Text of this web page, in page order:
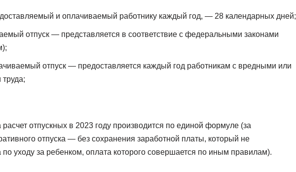
и оплачиваемый работнику каждый год, — 28 календарных дней;
отпуск — представляется в соответствие с федеральными законами
отпуск — предоставляется каждый год работникам с вредными или
отпускных в 2023 году производится по единой формуле (за
отпуска — без сохранения заработной платы, который не
по уходу за ребенком, оплата которого совершается по иным правилам).